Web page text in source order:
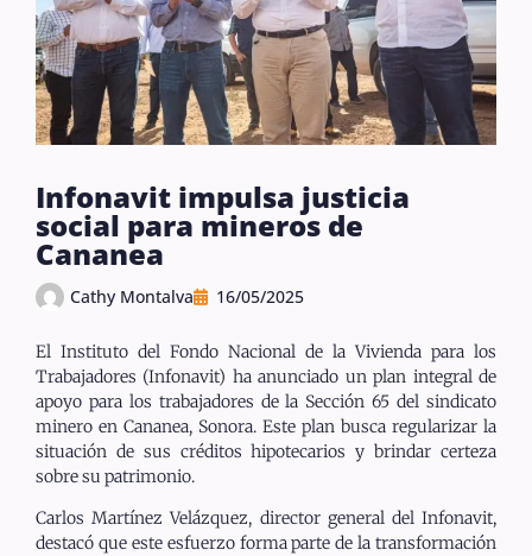
Infonavit impulsa justicia
social para mineros de
Cananea
Cathy Montalva 16/05/2025
El Instituto del Fondo Nacional de la Vivienda para los
Trabajadores (Infonavit) ha anunciado un plan integral de
apoyo para los trabajadores de la Sección 65 del sindicato
minero en Cananea, Sonora. Este plan busca regularizar la
situación de sus créditos hipotecarios y brindar certeza
sobre su patrimonio.
Carlos Martínez Velázquez, director general del Infonavit,
destacó que este esfuerzo forma parte de la transformación